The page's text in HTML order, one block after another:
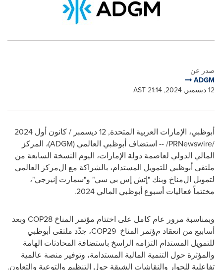
صدر عن
ADGM
12 ديسمبر, 2024, 21:14 AST
أبوظبي، الإمارات العربية المتحدة, 12 ديسمبر / كانون أول 2024
/PRNewswire/ --
استضاف أبوظبي العالمي (
ADGM
)، المركز
المالي الدولي لعاصمة دولة الإمارات، اليوم النسخة السابعة من
ملتقى أبوظبي للتمويل المستدام، بالشراكة مع المركز العالمي
لتمويل المناخ وبنك "إتش إس بي سي" و"سمارت إنيرجي"،
مختتماًفعاليات أسبوع أبوظبي المالي .
وبمناسبة مرور عام كامل على اختتام مؤتمر المناخ COP28 وبعد
أسابيع من انعقاد مؤتمر المناخ COP29، جدد ملتقى أبوظبي
للتمويل المستدام التزامه الراسخ باستضافة المحادثات الهامة
والمؤثرة حول التنمية المالية المستدامة، وتوفير منصة عالمية
تفاعلية للحوار والنقاشات الشيقة حول التنظيم والتوعية والتعاون.